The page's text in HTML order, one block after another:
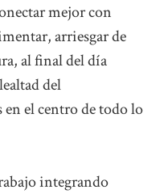
mejor con
arriesgar de
al final del día
del
el centro de todo lo
integrando